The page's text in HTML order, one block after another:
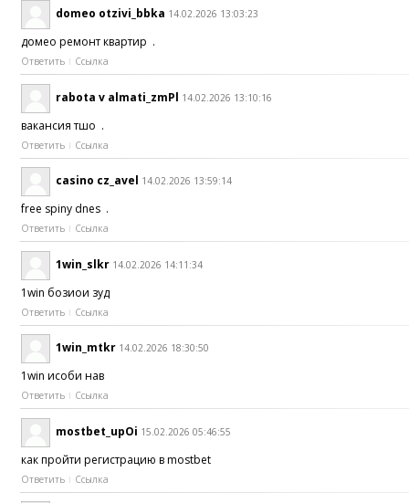
domeo otzivi_bbka 14.02.2026 13:03:23
домео ремонт квартир .
Ответить Ссылка
rabota v almati_zmPl 14.02.2026 13:10:16
вакансия тшо .
Ответить Ссылка
casino cz_avel 14.02.2026 13:59:14
free spiny dnes .
Ответить Ссылка
1win_slkr 14.02.2026 14:11:34
1win бозиҳои зуд
Ответить Ссылка
1win_mtkr 14.02.2026 18:30:50
1win ҳисоби нав
Ответить Ссылка
mostbet_upOi 15.02.2026 05:46:55
как пройти регистрацию в mostbet
Ответить Ссылка